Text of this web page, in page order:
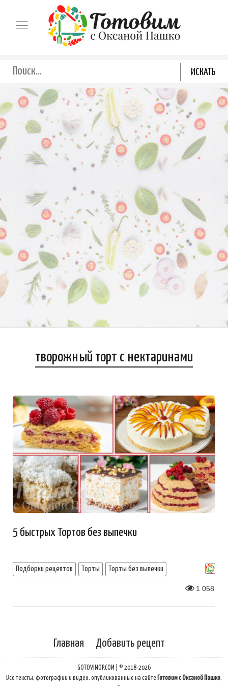
творожный торт с нектаринами
5 быстрых Тортов без выпечки
Подборки рецептов Торты Торты без выпечки
1 058
Главная Добавить рецепт
GOTOVIMOP.COM | © 2018-2026
Все тексты, фотографии и видео, опубликованные на сайте Готовим с Оксаной Пашко,